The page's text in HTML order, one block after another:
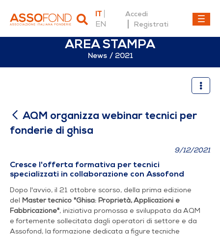
IT
EN
Accedi
Registrati
AREA STAMPA
News 2021
AQM organizza webinar
AQM organizza webinar tecnici per
fonderie di ghisa
9/12/2021
Cresce l'offerta formativa per tecnici
specializzati in collaborazione con Assofond
Dopo l'avvio, il 21 ottobre scorso, della prima edizione
del Master tecnico "Ghisa: Proprietà, Applicazioni e
Fabbricazione", iniziativa promossa e sviluppata da AQM
e fortemente sollecitata dagli operatori di settore e da
Assofond, la formazione dedicata a figure tecniche